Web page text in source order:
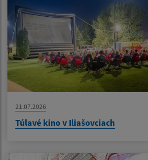
21.07.2026
Túlavé kino v Iliašovciach